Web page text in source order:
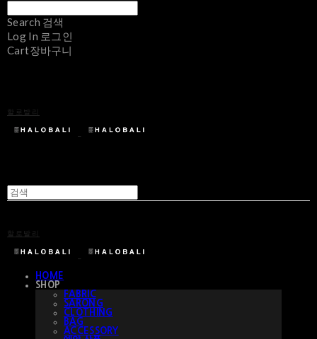
Search 검색
Log In 로그인
Cart장바구니
할로발리
할로발리
HOME
SHOP
FABRIC
SARONG
CLOTHING
BAG
ACCESSORY